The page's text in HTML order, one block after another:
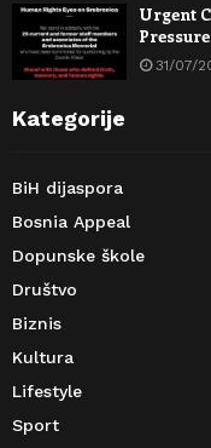
Urgent
31/07/
Kategorije
BiH dijaspora
Bosnia Appeal
Dopunske škole
Društvo
Biznis
Kultura
Lifestyle
Sport